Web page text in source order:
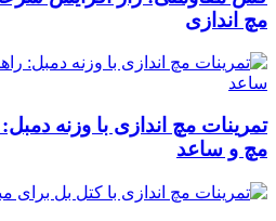
مچ اندازی
تمرینات مچ اندازی با وزنه
مچ و ساعد